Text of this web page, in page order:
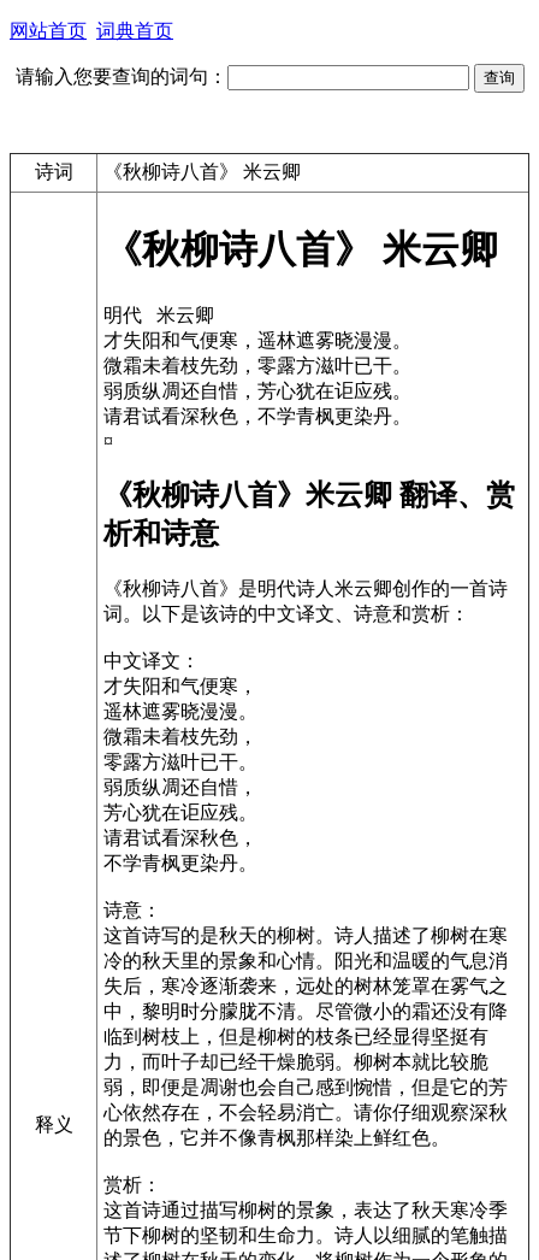
网站首页 词典首页
请输入您要查询的词句：
诗词 《秋柳诗八首》 米云卿
释义
《秋柳诗八首》 米云卿
明代 米云卿
才失阳和气便寒，遥林遮雾晓漫漫。
微霜未着枝先劲，零露方滋叶已干。
弱质纵凋还自惜，芳心犹在讵应残。
请君试看深秋色，不学青枫更染丹。
¤
《秋柳诗八首》米云卿 翻译、赏
析和诗意
《秋柳诗八首》是明代诗人米云卿创作的一首诗
词。以下是该诗的中文译文、诗意和赏析：
中文译文：
才失阳和气便寒，
遥林遮雾晓漫漫。
微霜未着枝先劲，
零露方滋叶已干。
弱质纵凋还自惜，
芳心犹在讵应残。
请君试看深秋色，
不学青枫更染丹。
诗意：
这首诗写的是秋天的柳树。诗人描述了柳树在寒
冷的秋天里的景象和心情。阳光和温暖的气息消
失后，寒冷逐渐袭来，远处的树林笼罩在雾气之
中，黎明时分朦胧不清。尽管微小的霜还没有降
临到树枝上，但是柳树的枝条已经显得坚挺有
力，而叶子却已经干燥脆弱。柳树本就比较脆
弱，即便是凋谢也会自己感到惋惜，但是它的芳
心依然存在，不会轻易消亡。请你仔细观察深秋
的景色，它并不像青枫那样染上鲜红色。
赏析：
这首诗通过描写柳树的景象，表达了秋天寒冷季
节下柳树的坚韧和生命力。诗人以细腻的笔触描